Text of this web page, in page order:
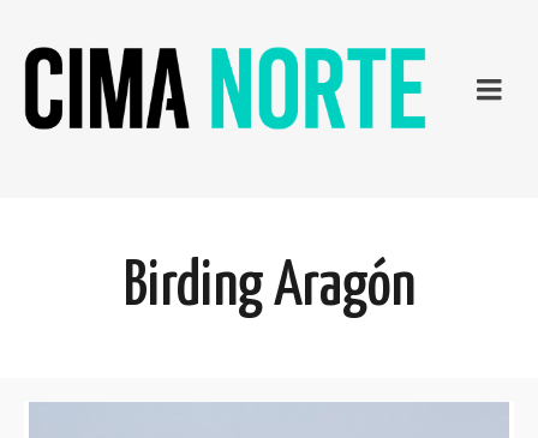
Birding Aragón